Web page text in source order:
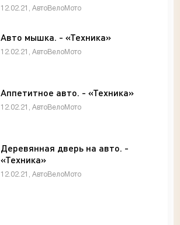
12.02.21, АвтоВелоМото
Авто мышка. - «Техника»
12.02.21, АвтоВелоМото
Аппетитное авто. - «Техника»
12.02.21, АвтоВелоМото
Деревянная дверь на авто. -
«Техника»
12.02.21, АвтоВелоМото